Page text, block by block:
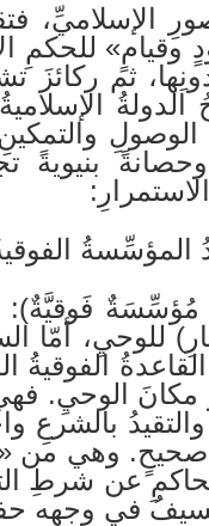
الإسلاميِّ،
للحكمِ
ثم
بنيويةً
المؤسِّسةُ
مُؤسِّسَةٌ فَوقيَّةٌ):
للوحيِ، أمّا
القاعدةُ
مكانَ الوحيِ.
والتقيدُ بالشرعِ
وهي من
عن شرطِ
في وجهِه